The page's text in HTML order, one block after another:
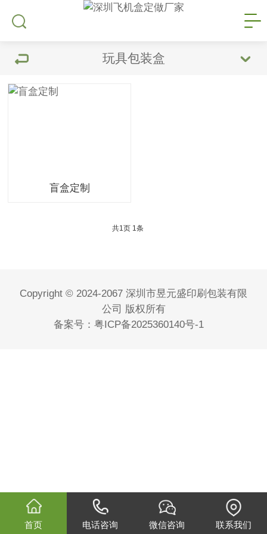
玩具包装盒
盲盒定制
共1页 1条
Copyright © 2024-2067 深圳市昱元盛印刷包装有限
公司 版权所有
备案号： 粤ICP备2025360140号-1
首页 电话咨询 微信咨询 联系我们